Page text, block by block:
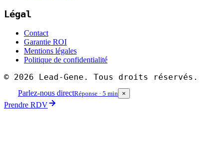
Légal
Contact
Garantie ROI
Mentions légales
Politique de confidentialité
© 2026 Lead-Gene. Tous droits réservés.
Parlez-nous directRéponse · 5 min ×
Prendre RDV